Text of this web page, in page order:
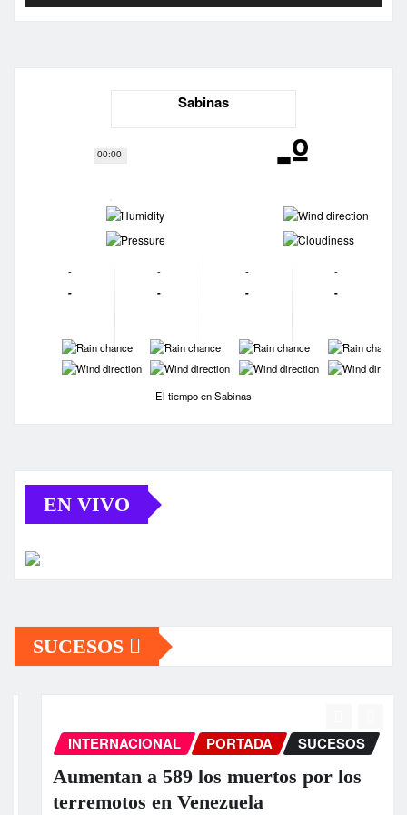
00:00
Sabinas
-º
-
-
-
-
-
-
-
-
-
-
-
-
-
-
-
-
-
-
-
-
El tiempo en Sabinas
EN VIVO
SUCESOS
INTERNACIONAL PORTADA SUCESOS
Aumentan a 589 los muertos por los
terremotos en Venezuela